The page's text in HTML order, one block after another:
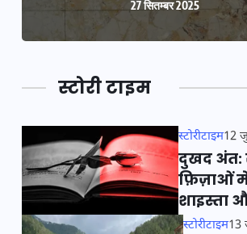
27 सितम्बर 2025
स्टोरी टाइम
स्टोरीटाइम12
दुखद अंत:
फ़िज़ाओं में
शाइस्ता
स्टोरीटाइम13